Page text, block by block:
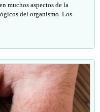
muchos aspectos de la
del organismo. Los